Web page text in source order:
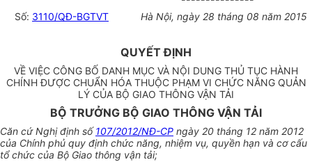
Số: 3110/QĐ-BGTVT Hà Nội, ngày 28 tháng 08 năm 2015
QUYẾT ĐỊNH
VỀ VIỆC CÔNG BỐ DANH MỤC VÀ NỘI DUNG THỦ TỤC HÀNH
CHÍNH ĐƯỢC CHUẨN HÓA THUỘC PHẠM VI CHỨC NĂNG QUẢN
LÝ CỦA BỘ GIAO THÔNG VẬN TẢI
BỘ TRƯỞNG BỘ GIAO THÔNG VẬN TẢI
Căn cứ Nghị định số107/2012/NĐ-CP ngày 20 tháng 12 năm 2012
của Chính phủ quy định chức năng, nhiệm vụ, quyền hạn và cơ cấu
tổ chức của Bộ Giao thông vận tải;